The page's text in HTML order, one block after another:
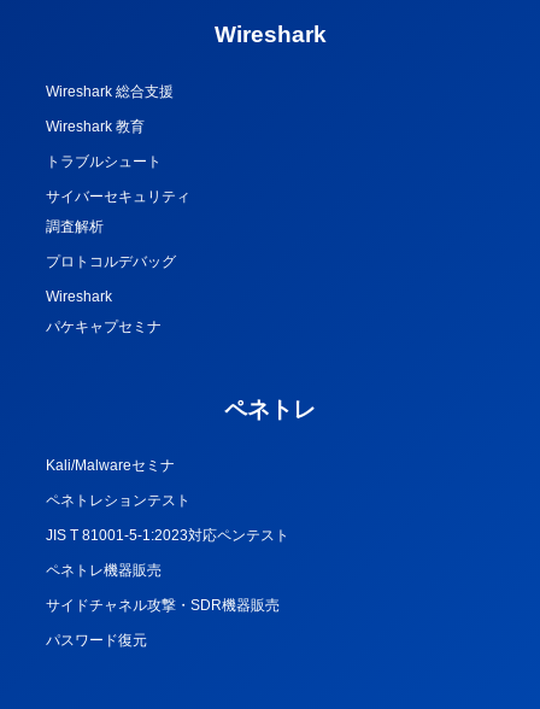
Wireshark
Wireshark 総合支援
Wireshark 教育
トラブルシュート
サイバーセキュリティ
調査解析
プロトコルデバッグ
Wireshark
パケキャプセミナ
ペネトレ
Kali/Malwareセミナ
ペネトレションテスト
JIS T 81001-5-1:2023対応ペンテスト
ペネトレ機器販売
サイドチャネル攻撃・SDR機器販売
パスワード復元